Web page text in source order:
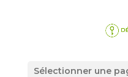
Sélectionner une